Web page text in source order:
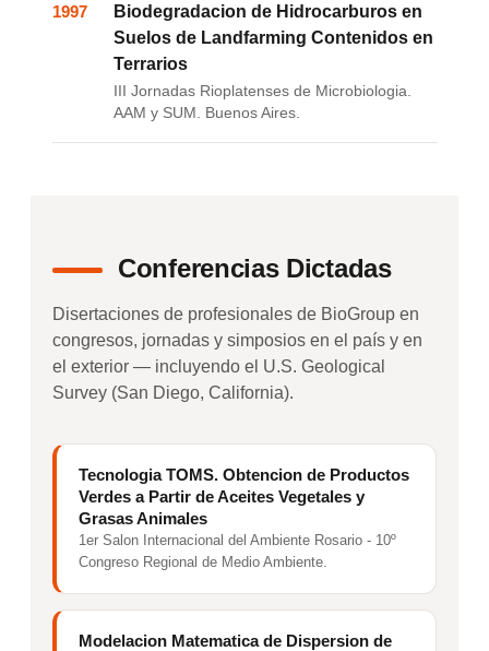
1997
Biodegradacion de Hidrocarburos en
Suelos de Landfarming Contenidos en
Terrarios
III Jornadas Rioplatenses de Microbiologia.
AAM y SUM. Buenos Aires.
Conferencias Dictadas
Disertaciones de profesionales de BioGroup en
congresos, jornadas y simposios en el país y en
el exterior — incluyendo el U.S. Geological
Survey (San Diego, California).
Tecnologia TOMS. Obtencion de Productos
Verdes a Partir de Aceites Vegetales y
Grasas Animales
1er Salon Internacional del Ambiente Rosario - 10º
Congreso Regional de Medio Ambiente.
Modelacion Matematica de Dispersion de